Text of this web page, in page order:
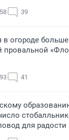
39
в огороде больше
провальной
41
для радости